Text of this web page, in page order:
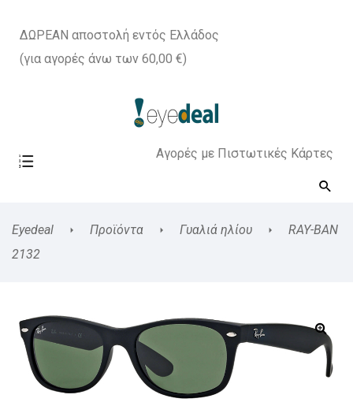
ΔΩΡΕΑΝ αποστολή εντός Ελλάδος
(για αγορές άνω των 60,00 €)
Αγορές με Πιστωτικές Κάρτες
Eyedeal Προϊόντα Γυαλιά ηλίου
RAY-BAN
2132